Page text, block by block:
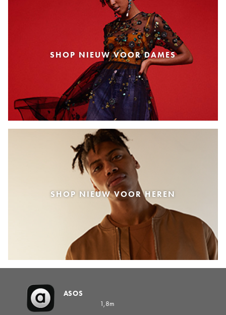
SHOP NIEUW VOOR DAMES
SHOP NIEUW VOOR HEREN
ASOS
1,8m